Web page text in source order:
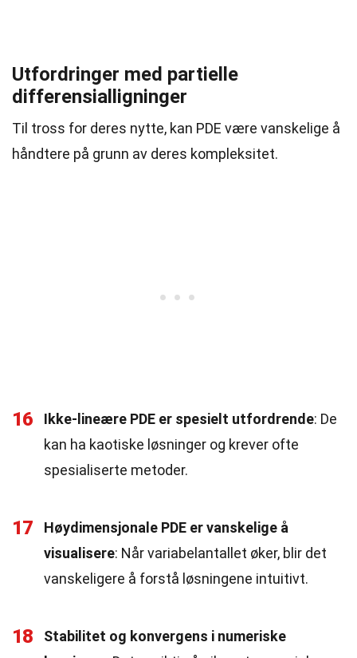
Utfordringer med partielle
differensialligninger
Til tross for deres nytte, kan PDE være vanskelige å
håndtere på grunn av deres kompleksitet.
16 Ikke-lineære PDE er spesielt utfordrende: De
kan ha kaotiske løsninger og krever ofte
spesialiserte metoder.
17
Høydimensjonale PDE er vanskelige å
visualisere: Når variabelantallet øker, blir det
vanskeligere å forstå løsningene intuitivt.
18
Stabilitet og konvergens i numeriske